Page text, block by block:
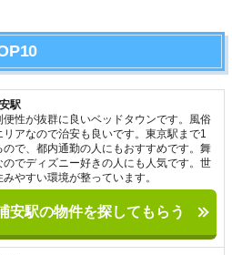
駅
便性が抜群に良いベッドタウンです。風俗
リアなので治安も良いです。東京駅まで1
ので、都内通勤の人にもおすすめです。舞
のでディズニー好きの人にも人気です。世
やすい環境が整っています。
安駅の物件を探してもらう